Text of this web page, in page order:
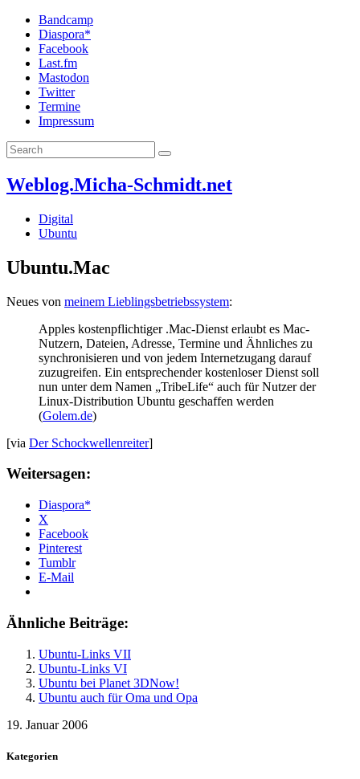
Bandcamp
Diaspora*
Facebook
Last.fm
Mastodon
Twitter
Termine
Impressum
Weblog.Micha-Schmidt.net
Digital
Ubuntu
Ubuntu.Mac
Neues von meinem Lieblingsbetriebssystem:
Apples kostenpflichtiger .Mac-Dienst erlaubt es Mac-
Nutzern, Dateien, Adresse, Termine und Ähnliches zu
synchronisieren und von jedem Internetzugang darauf
zuzugreifen. Ein entsprechender kostenloser Dienst soll
nun unter dem Namen „TribeLife“ auch für Nutzer der
Linux-Distribution Ubuntu geschaffen werden
(Golem.de)
[via Der Schockwellenreiter]
Weitersagen:
Diaspora*
X
Facebook
Pinterest
Tumblr
E-Mail
Ähnliche Beiträge:
Ubuntu-Links VII
Ubuntu-Links VI
Ubuntu bei Planet 3DNow!
Ubuntu auch für Oma und Opa
19. Januar 2006
Kategorien